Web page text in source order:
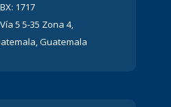
1717
5 5-35 Zona 4,
Guatemala